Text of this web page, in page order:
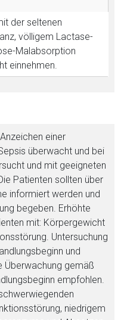
der seltenen
völligem Lactase-
Malabsorption
einnehmen.
einer
überwacht und bei
und mit geeigneten
Patienten sollten über
informiert werden und
begeben. Erhöhte
mit: Körpergewicht
Untersuchung
und
Überwachung gemäß
empfohlen.
niedrigem
gelten dort ggf. andere